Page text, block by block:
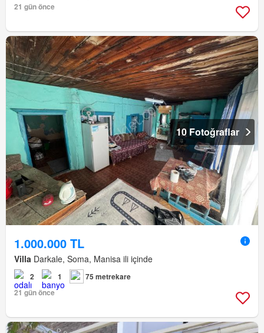
21 gün önce
10 Fotoğraflar
1.000.000 TL
Villa Darkale, Soma, Manisa ili içinde
2 1
75 metrekare
21 gün önce